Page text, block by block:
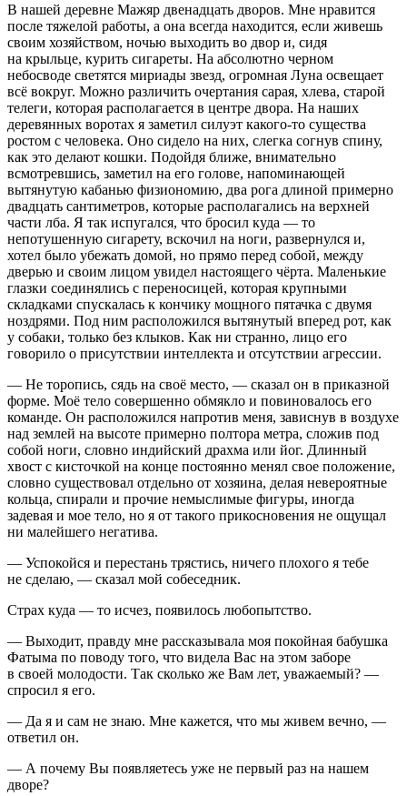
В нашей деревне Мажяр двенадцать дворов. Мне нравится
после тяжелой работы, а она всегда находится, если живешь
своим хозяйством, ночью выходить во двор и, сидя
на крыльце, курить сигареты. На абсолютно черном
небосводе светятся мириады звезд, огромная Луна освещает
всё вокруг. Можно различить очертания сарая, хлева, старой
телеги, которая располагается в центре двора. На наших
деревянных воротах я заметил силуэт какого-то существа
ростом с человека. Оно сидело на них, слегка согнув спину,
как это делают кошки. Подойдя ближе, внимательно
всмотревшись, заметил на его голове, напоминающей
вытянутую кабанью физиономию, два рога длиной примерно
двадцать сантиметров, которые располагались на верхней
части лба. Я так испугался, что бросил куда — то
непотушенную сигарету, вскочил на ноги, развернулся и,
хотел было убежать домой, но прямо перед собой, между
дверью и своим лицом увидел настоящего чёрта. Маленькие
глазки соединялись с переносицей, которая крупными
складками спускалась к кончику мощного пятачка с двумя
ноздрями. Под ним расположился вытянутый вперед рот, как
у собаки, только без клыков. Как ни странно, лицо его
говорило о присутствии интеллекта и отсутствии агрессии.
— Не торопись, сядь на своё место, — сказал он в приказной
форме. Моё тело совершенно обмякло и повиновалось его
команде. Он расположился напротив меня, зависнув в воздухе
над землей на высоте примерно полтора метра, сложив под
собой ноги, словно индийский драхма или йог. Длинный
хвост с кисточкой на конце постоянно менял свое положение,
словно существовал отдельно от хозяина, делая невероятные
кольца, спирали и прочие немыслимые фигуры, иногда
задевая и мое тело, но я от такого прикосновения не ощущал
ни малейшего негатива.
— Успокойся и перестань трястись, ничего плохого я тебе
не сделаю, — сказал мой собеседник.
Страх куда — то исчез, появилось любопытство.
— Выходит, правду мне рассказывала моя покойная бабушка
Фатыма по поводу того, что видела Вас на этом заборе
в своей молодости. Так сколько же Вам лет, уважаемый? —
спросил я его.
— Да я и сам не знаю. Мне кажется, что мы живем вечно, —
ответил он.
— А почему Вы появляетесь уже не первый раз на нашем
дворе?